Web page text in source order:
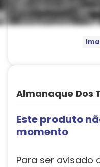
Almanaque Dos
Este produto
momento
Para ser avisado